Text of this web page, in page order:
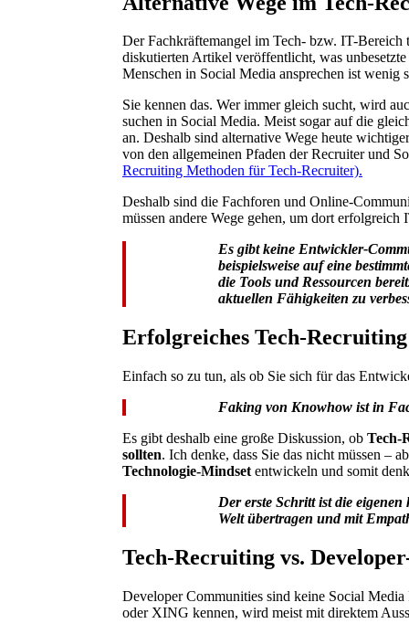
Der Fachkräftemangel im Tech- bzw. IT-Bereich
diskutierten Artikel veröffentlicht, was
Menschen in Social Media ansprechen ist wenig
Sie kennen das. Wer immer gleich sucht, wird
suchen in Social Media. Meist sogar auf die
an. Deshalb sind alternative Wege heute
von den allgemeinen Pfaden der Recruiter und
Recruiting Methoden für Tech-Recruiter).
Deshalb sind die Fachforen und Online-
müssen andere Wege gehen, um dort
Es gibt keine Entwickler-
beispielsweise auf eine
die Tools und Ressourcen
aktuellen Fähigkeiten zu
Erfolgreiches Tech-
Einfach so zu tun, als ob Sie sich für das
Faking von Knowhow ist in
Es gibt deshalb eine große Diskussion, ob Tech-
sollten. Ich denke, dass Sie das nicht müssen –
Technologie-Mindset entwickeln und somit
Der erste Schritt ist die
Welt übertragen und mit
Tech-Recruiting vs.
Developer Communities sind keine Social
oder XING kennen, wird meist mit direktem